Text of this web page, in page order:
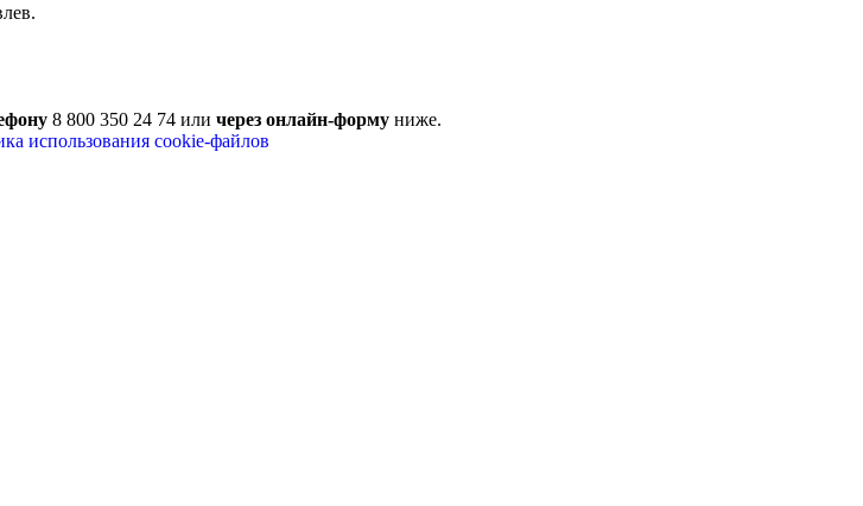
8 800 350 24 74 или через онлайн-форму ниже.
использования cookie-файлов